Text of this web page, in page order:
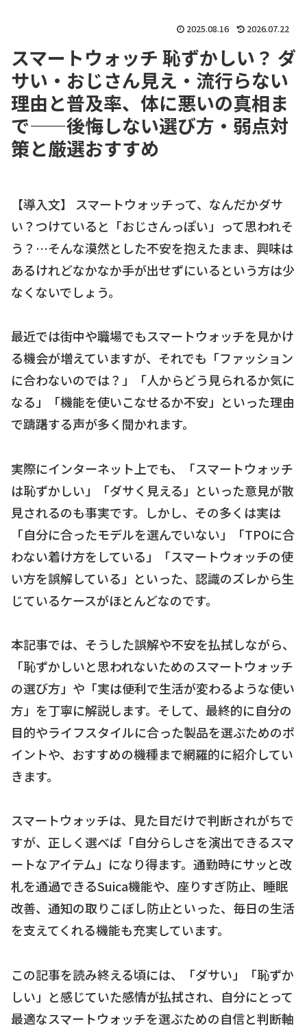
2025.08.16 2026.07.22
スマートウォッチ 恥ずかしい？ ダ
サい・おじさん見え・流行らない
理由と普及率、体に悪いの真相ま
で——後悔しない選び方・弱点対
策と厳選おすすめ
【導入文】 スマートウォッチって、なんだかダサ
い？つけていると「おじさんっぽい」って思われそ
う？…そんな漠然とした不安を抱えたまま、興味は
あるけれどなかなか手が出せずにいるという方は少
なくないでしょう。
最近では街中や職場でもスマートウォッチを見かけ
る機会が増えていますが、それでも「ファッション
に合わないのでは？」「人からどう見られるか気に
なる」「機能を使いこなせるか不安」といった理由
で躊躇する声が多く聞かれます。
実際にインターネット上でも、「スマートウォッチ
は恥ずかしい」「ダサく見える」といった意見が散
見されるのも事実です。しかし、その多くは実は
「自分に合ったモデルを選んでいない」「TPOに合
わない着け方をしている」「スマートウォッチの使
い方を誤解している」といった、認識のズレから生
じているケースがほとんどなのです。
本記事では、そうした誤解や不安を払拭しながら、
「恥ずかしいと思われないためのスマートウォッチ
の選び方」や「実は便利で生活が変わるような使い
方」を丁寧に解説します。そして、最終的に自分の
目的やライフスタイルに合った製品を選ぶためのポ
イントや、おすすめの機種まで網羅的に紹介してい
きます。
スマートウォッチは、見た目だけで判断されがちで
すが、正しく選べば「自分らしさを演出できるスマ
ートなアイテム」になり得ます。通勤時にサッと改
札を通過できるSuica機能や、座りすぎ防止、睡眠
改善、通知の取りこぼし防止といった、毎日の生活
を支えてくれる機能も充実しています。
この記事を読み終える頃には、「ダサい」「恥ずか
しい」と感じていた感情が払拭され、自分にとって
最適なスマートウォッチを選ぶための自信と判断軸